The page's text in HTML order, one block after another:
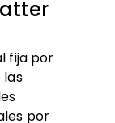
fija por
las
por